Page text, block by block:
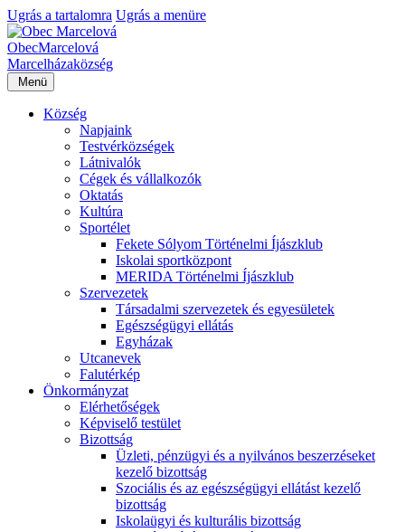
Ugrás a tartalomra Ugrás a menüre
ObecMarcelová
Marcelházaközség
Menü
Község
Napjaink
Testvérközségek
Látnivalók
Cégek és vállalkozók
Oktatás
Kultúra
Sportélet
Fekete Sólyom Történelmi Íjászklub
Iskolai sportközpont
MERIDA Történelmi Íjászklub
Szervezetek
Társadalmi szervezetek és egyesületek
Egészségügyi ellátás
Egyházak
Utcanevek
Falutérkép
Önkormányzat
Elérhetőségek
Képviselő testület
Bizottság
Üzleti, pénzügyi és a nyilvános beszerzéseket
kezelő bizottság
Szociális és az egészségügyi ellátást kezelő
bizottság
Iskolaügyi és kulturális bizottság